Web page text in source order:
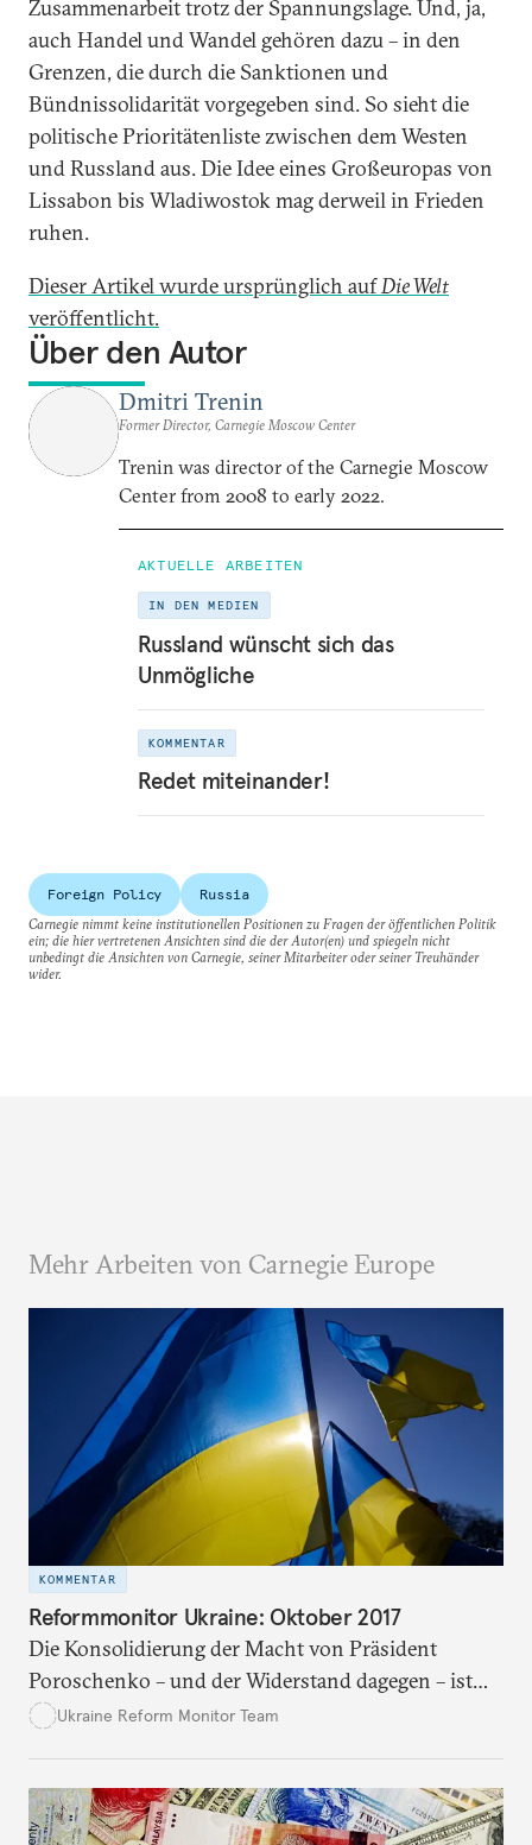
Zusammenarbeit trotz der Spannungslage. Und, ja,
auch Handel und Wandel gehören dazu – in den
Grenzen, die durch die Sanktionen und
Bündnissolidarität vorgegeben sind. So sieht die
politische Prioritätenliste zwischen dem Westen
und Russland aus. Die Idee eines Großeuropas von
Lissabon bis Wladiwostok mag derweil in Frieden
ruhen.
Dieser Artikel wurde ursprünglich aufDie Welt
veröffentlicht.
Über den Autor
Dmitri Trenin
Former Director, Carnegie Moscow Center
Trenin was director of the Carnegie Moscow
Center from 2008 to early 2022.
AKTUELLE ARBEITEN
IN DEN MEDIEN
Russland wünscht sich das
Unmögliche
KOMMENTAR
Redet miteinander!
Foreign Policy
Russia
Carnegie nimmt keine institutionellen Positionen zu Fragen der öffentlichen Politik
ein; die hier vertretenen Ansichten sind die der Autor(en) und spiegeln nicht
unbedingt die Ansichten von Carnegie, seiner Mitarbeiter oder seiner Treuhänder
wider.
Mehr Arbeiten von Carnegie Europe
KOMMENTAR
Reformmonitor Ukraine: Oktober 2017
Die Konsolidierung der Macht von Präsident
Poroschenko – und der Widerstand dagegen – ist
das prägende Element der ukrainischen Politik vor
Ukraine Reform Monitor Team